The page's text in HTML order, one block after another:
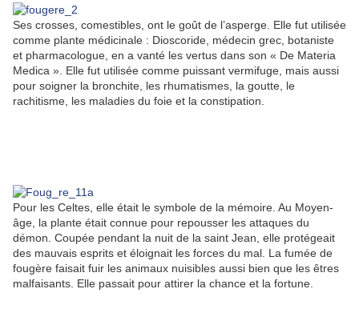
Ses crosses, comestibles, ont le goût de l’asperge. Elle fut utilisée
comme plante médicinale : Dioscoride, médecin grec, botaniste
et pharmacologue, en a vanté les vertus dans son « De Materia
Medica ». Elle fut utilisée comme puissant vermifuge, mais aussi
pour soigner la bronchite, les rhumatismes, la goutte, le
rachitisme, les maladies du foie et la constipation.
Pour les Celtes, elle était le symbole de la mémoire. Au Moyen-
âge, la plante était connue pour repousser les attaques du
démon. Coupée pendant la nuit de la saint Jean, elle protégeait
des mauvais esprits et éloignait les forces du mal. La fumée de
fougère faisait fuir les animaux nuisibles aussi bien que les êtres
malfaisants. Elle passait pour attirer la chance et la fortune.